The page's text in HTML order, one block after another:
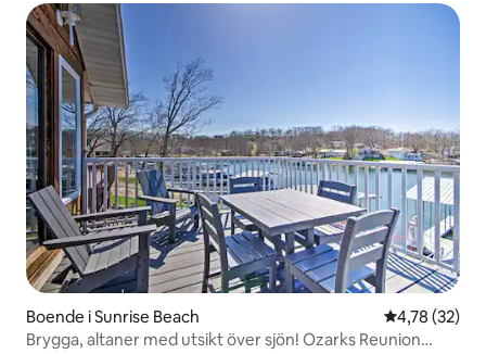
Boende i Sunrise Beach 4,78 av 5 i
4,78 (32)
Brygga, altaner med utsikt över sjön! Ozarks Reunion